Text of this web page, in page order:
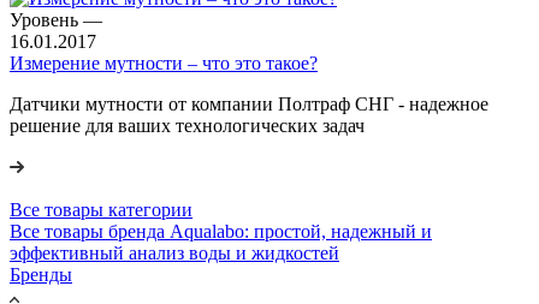
Уровень —
16.01.2017
Измерение мутности – что это такое?
Датчики мутности от компании Полтраф СНГ - надежное
решение для ваших технологических задач
Все товары категории
Все товары бренда Aqualabo: простой, надежный и
эффективный анализ воды и жидкостей
Бренды